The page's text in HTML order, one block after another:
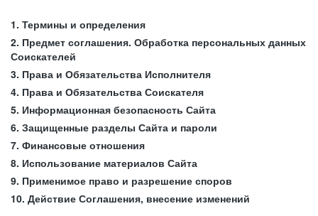
1. Термины и определения
2. Предмет соглашения. Обработка персональных данных
Соискателей
3. Права и Обязательства Исполнителя
4. Права и Обязательства Соискателя
5. Информационная безопасность Сайта
6. Защищенные разделы Сайта и пароли
7. Финансовые отношения
8. Использование материалов Сайта
9. Применимое право и разрешение споров
10. Действие Соглашения, внесение изменений